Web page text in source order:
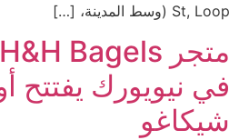
St, Loop (وسط المدينة، […]
في نيويورك يفتتح
شيكاغو